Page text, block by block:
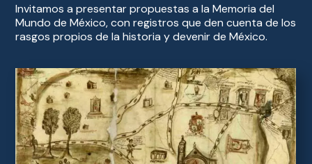
Invitamos a presentar propuestas a la Memoria del
Mundo de México, con registros que den cuenta de los
rasgos propios de la historia y devenir de México.